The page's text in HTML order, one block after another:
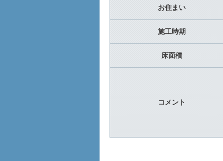
お住まい
施工時期
床面積
コメント